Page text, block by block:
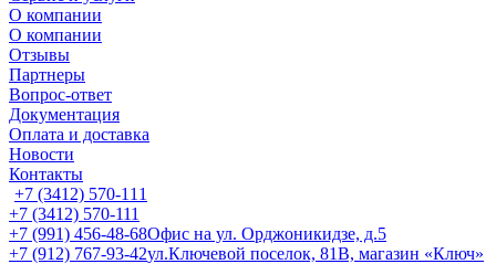
О компании
О компании
Отзывы
Партнеры
Вопрос-ответ
Документация
Оплата и доставка
Новости
Контакты
+7 (3412) 570-111
+7 (3412) 570-111
+7 (991) 456-48-68Офис на ул. Орджоникидзе, д.5
+7 (912) 767-93-42ул.Ключевой поселок, 81В, магазин «Ключ»